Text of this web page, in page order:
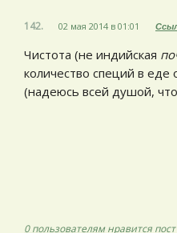
142. 02 мая 2014 в 01:01
Чистота (не индийская
количество специй в еде
(надеюсь всей душой,
0 пользователямнравится пост